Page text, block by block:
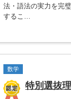
法・語法の実力を完
するこ…
数学
特別選抜